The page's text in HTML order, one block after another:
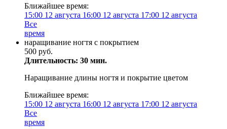
Ближайшее время:
15:00 12 августа 16:00 12 августа 17:00 12 августа
Все
время
наращивание ногтя с покрытием
500 руб.
Длительность: 30 мин.
Наращивание длины ногтя и покрытие цветом
Ближайшее время:
15:00 12 августа 16:00 12 августа 17:00 12 августа
Все
время